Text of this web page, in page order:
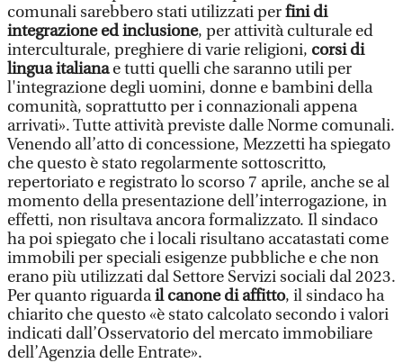
comunali sarebbero stati utilizzati perfini di
integrazione ed inclusione, per attività culturale ed
interculturale, preghiere di varie religioni, corsi di
lingua italianae tutti quelli che saranno utili per
l'integrazione degli uomini, donne e bambini della
comunità, soprattutto per i connazionali appena
arrivati». Tutte attività previste dalle Norme comunali.
Venendo all’atto di concessione, Mezzetti ha spiegato
che questo è stato regolarmente sottoscritto,
repertoriato e registrato lo scorso 7 aprile, anche se al
momento della presentazione dell’interrogazione, in
effetti, non risultava ancora formalizzato. Il sindaco
ha poi spiegato che i locali risultano accatastati come
immobili per speciali esigenze pubbliche e che non
erano più utilizzati dal Settore Servizi sociali dal 2023.
Per quanto riguardail canone di affitto, il sindaco ha
chiarito che questo «è stato calcolato secondo i valori
indicati dall’Osservatorio del mercato immobiliare
dell’Agenzia delle Entrate».